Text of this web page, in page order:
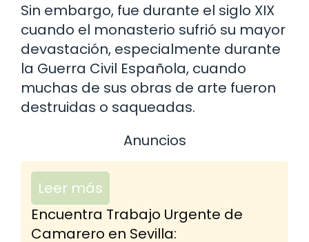
Sin embargo, fue durante el siglo XIX
cuando el monasterio sufrió su mayor
devastación, especialmente durante
la Guerra Civil Española, cuando
muchas de sus obras de arte fueron
destruidas o saqueadas.
Anuncios
Leer más
Encuentra Trabajo Urgente de
Camarero en Sevilla: